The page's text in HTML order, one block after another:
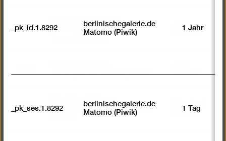
1997
Harald Szeemann,
Ausstellungsmacher,
Tegna/Schweiz
Jörn
Merkert
Avantgardemusiker, Berlin
Merkert
1994
Kunstkritiker und Publizist,
Roters
_pk_id.1.8292
berlinischegalerie.de
Matomo (Piwik)
1 Jahr
_pk_ses.1.8292
berlinischegalerie.de
Matomo (Piwik)
1 Tag